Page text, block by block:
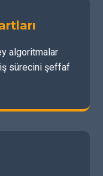
algoritmalar
sürecini şeffaf